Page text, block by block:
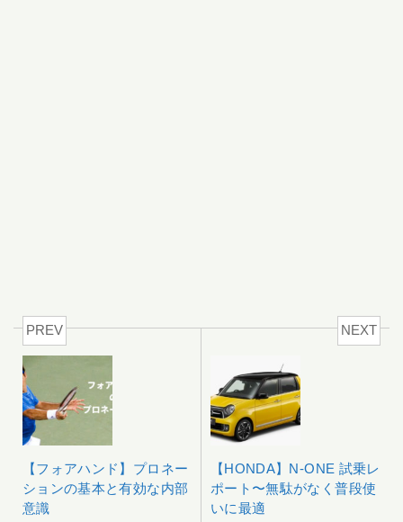
PREV
【フォアハンド】プロネー
ションの基本と有効な内部
意識
NEXT
【HONDA】N-ONE 試乗レ
ポート〜無駄がなく普段使
いに最適